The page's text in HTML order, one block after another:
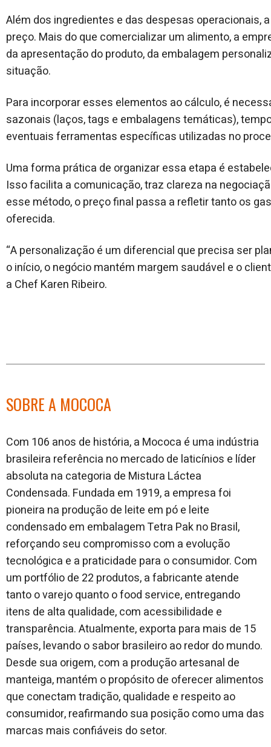
Além dos ingredientes e das despesas
preço. Mais do que comercializar um alimento, a
da apresentação do produto, da embalagem
situação.
Para incorporar esses elementos ao cálculo, é
sazonais (laços, tags e embalagens temáticas),
eventuais ferramentas específicas utilizadas no
Uma forma prática de organizar essa etapa é
Isso facilita a comunicação, traz clareza na
esse método, o preço final passa a refletir tanto os
oferecida.
“A personalização é um diferencial que precisa ser
o início, o negócio mantém margem saudável e o
a Chef Karen Ribeiro.
SOBRE A MOCOCA
Com 106 anos de história, a Mococa é uma indústria
brasileira referência no mercado de laticínios e líder
absoluta na categoria de Mistura Láctea
Condensada. Fundada em 1919, a empresa foi
pioneira na produção de leite em pó e leite
condensado em embalagem Tetra Pak no Brasil,
reforçando seu compromisso com a evolução
tecnológica e a praticidade para o consumidor. Com
um portfólio de 22 produtos, a fabricante atende
tanto o varejo quanto o food service, entregando
itens de alta qualidade, com acessibilidade e
transparência. Atualmente, exporta para mais de 15
países, levando o sabor brasileiro ao redor do mundo.
Desde sua origem, com a produção artesanal de
manteiga, mantém o propósito de oferecer alimentos
que conectam tradição, qualidade e respeito ao
consumidor, reafirmando sua posição como uma das
marcas mais confiáveis do setor.